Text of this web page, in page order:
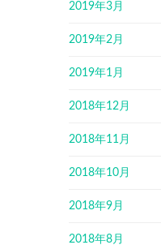
2019年3月
2019年2月
2019年1月
2018年12月
2018年11月
2018年10月
2018年9月
2018年8月